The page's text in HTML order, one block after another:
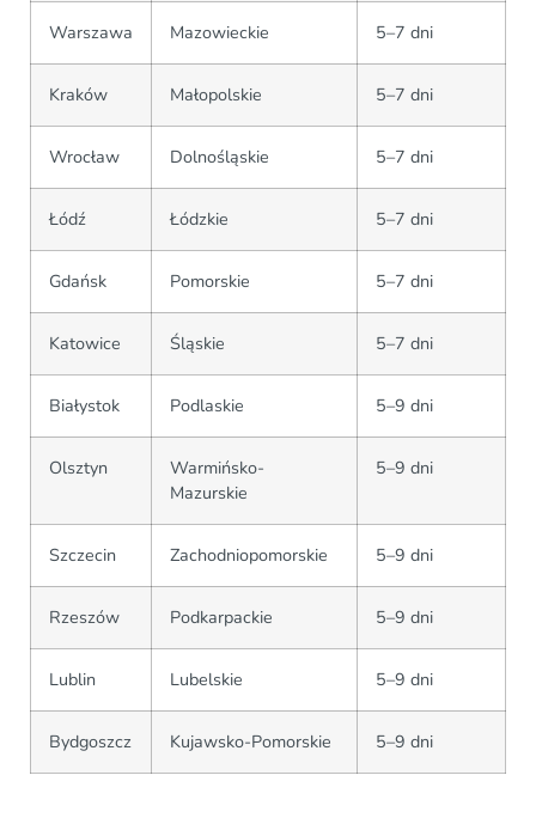
Warszawa Mazowieckie 5–7 dni
Kraków Małopolskie 5–7 dni
Wrocław Dolnośląskie 5–7 dni
Łódź Łódzkie 5–7 dni
Gdańsk Pomorskie 5–7 dni
Katowice Śląskie 5–7 dni
Białystok Podlaskie 5–9 dni
Olsztyn
Warmińsko-
Mazurskie
5–9 dni
Szczecin Zachodniopomorskie 5–9 dni
Rzeszów Podkarpackie 5–9 dni
Lublin Lubelskie 5–9 dni
Bydgoszcz Kujawsko-Pomorskie 5–9 dni